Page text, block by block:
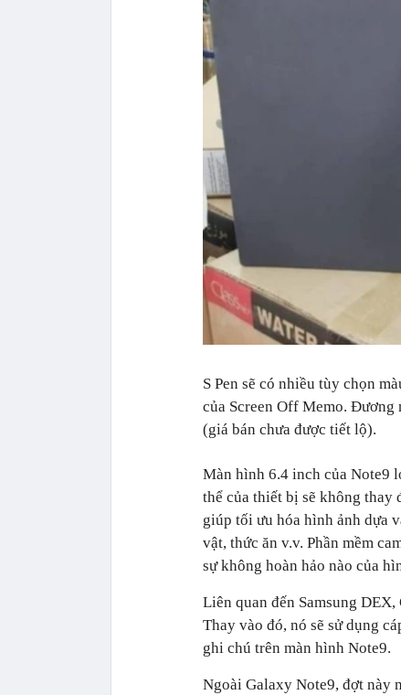
S Pen sẽ có nhiều tùy chọn
của Screen Off Memo. Đương
(giá bán chưa được tiết lộ).
Màn hình 6.4 inch của Note9
thể của thiết bị sẽ không thay
giúp tối ưu hóa hình ảnh dựa
vật, thức ăn v.v. Phần mềm
sự không hoàn hảo nào của
Liên quan đến Samsung
Thay vào đó, nó sẽ sử dụng
ghi chú trên màn hình Note9.
Ngoài Galaxy Note9, đợt này